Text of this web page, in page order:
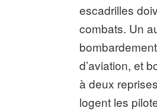
escadrilles
combats. Un
d’aviation, et
à deux
logent les